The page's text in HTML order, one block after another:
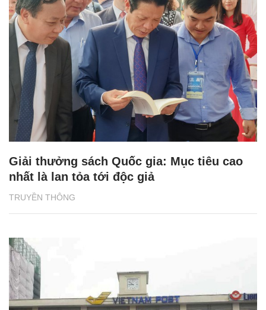
TRUYỀN THÔNG
Giải thưởng sách Quốc gia: Mục tiêu cao
nhất là lan tỏa tới độc giả